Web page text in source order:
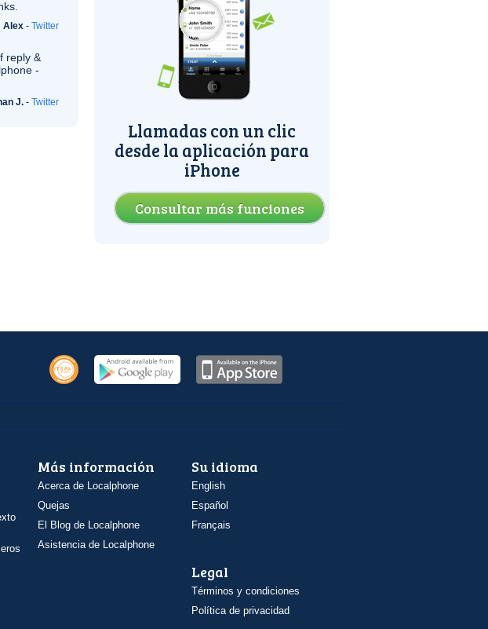
Alex - Twitter
reply &
-
J. - Twitter
Llamadas con un clic
desde la aplicación para
iPhone
Consultar más funciones
Más información
Acerca de Localphone
Quejas
El Blog de Localphone
Asistencia de Localphone
Su idioma
English
Español
Français
Legal
Términos y condiciones
Política de privacidad